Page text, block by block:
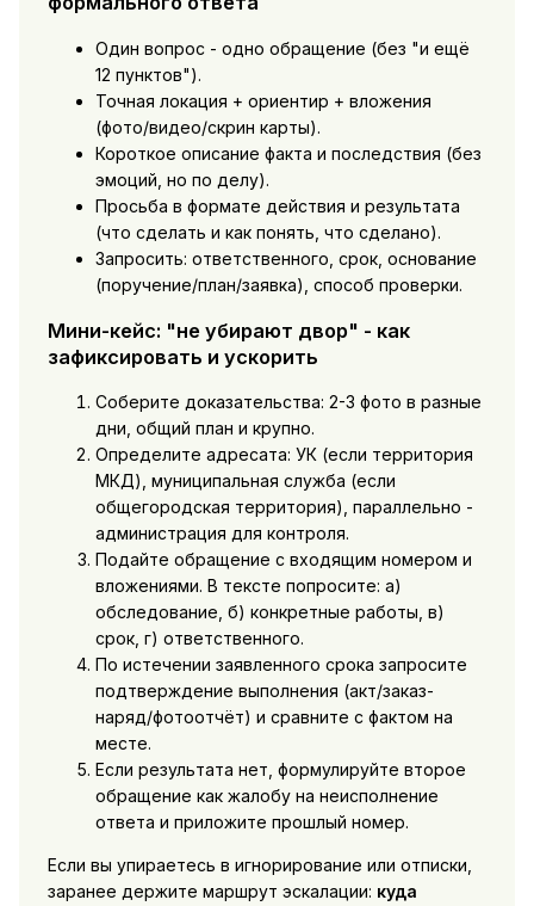
Один вопрос - одно обращение (без "и ещё
12 пунктов").
Точная локация + ориентир + вложения
(фото/видео/скрин карты).
Короткое описание факта и последствия (без
эмоций, но по делу).
Просьба в формате действия и результата
(что сделать и как понять, что сделано).
Запросить: ответственного, срок, основание
(поручение/план/заявка), способ проверки.
Мини-кейс: "не убирают двор" - как
зафиксировать и ускорить
Соберите доказательства: 2-3 фото в разные
дни, общий план и крупно.
Определите адресата: УК (если территория
МКД), муниципальная служба (если
общегородская территория), параллельно -
администрация для контроля.
Подайте обращение с входящим номером и
вложениями. В тексте попросите: а)
обследование, б) конкретные работы, в)
срок, г) ответственного.
По истечении заявленного срока запросите
подтверждение выполнения (акт/заказ-
наряд/фотоотчёт) и сравните с фактом на
месте.
Если результата нет, формулируйте второе
обращение как жалобу на неисполнение
ответа и приложите прошлый номер.
Если вы упираетесь в игнорирование или отписки,
заранее держите маршрут эскалации: куда